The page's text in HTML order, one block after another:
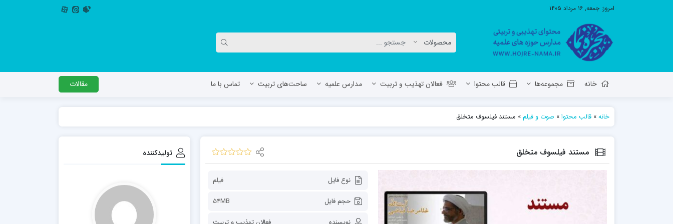
امروز: جمعه, ۱۶ مرداد ۱۴۰۵
خانه مجموعه‌ها قالب محتوا فعالان تهذیب و تربیت مدارس علمیه
معاونت تهذیب استان آ.ش
حوزه علمیه حضرت ولی عصر عج بناب
مدرسه علمیه صاحب الزمان عج مرند
مدرسه علمیه جعفریه
مدرسه علمیه المهدی (عج)/ آران و بیدگل
حوزه علمیه سفیران هدایت رهنان
مدرسه آیت الله العظمی گلپایگانی ره
مدرسه اباصالح المهدی عج
مدرسه امام جعفر صادق علیه السلام ساوجبلاغ
مدرسه علمیه امام حسن مجتبی(ع) چهارباغ
ساحت‌های تربیت تماس با ما مقالات
خانه» قالب محتوا» صوت و فیلم» مستند فیلسوف متخلق
مستند فیلسوف متخلق
نوع فایل
فیلم
حجم فایل
54MB
تولیدکننده